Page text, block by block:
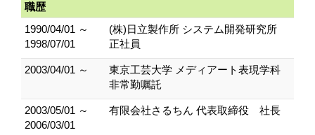
職歴
1990/04/01 ～
1998/07/01
(株)日立製作所 システム開発研究所
正社員
2003/04/01 ～
東京工芸大学 メディアート表現学科
非常勤嘱託
2003/05/01 ～
2006/03/01
有限会社さるちん 代表取締役 社長